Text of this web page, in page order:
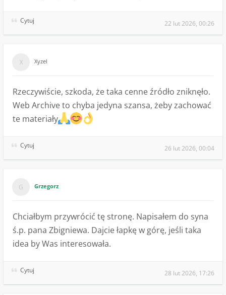
Cytuj 22 lut 2026, 00:26
Xyzel
Rzeczywiście, szkoda, że taka cenne źródło zniknęło.
Web Archive to chyba jedyna szansa, żeby zachować
te materiały
Cytuj 26 lut 2026, 00:04
Grzegorz
Chciałbym przywrócić tę stronę. Napisałem do syna
ś.p. pana Zbigniewa. Dajcie łapkę w górę, jeśli taka
idea by Was interesowała.
Cytuj 28 lut 2026, 17:26